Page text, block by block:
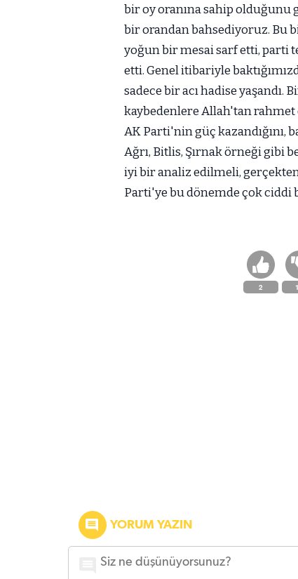
bir oy oranına sahip
bir orandan bahsediyoruz. Bu
yoğun bir mesai sarf etti, parti
etti. Genel itibariyle
sadece bir acı hadise yaşandı.
kaybedenlere Allah'tan
AK Parti'nin güç kazandığını,
Ağrı, Bitlis, Şırnak örneği gibi
iyi bir analiz edilmeli,
Parti'ye bu dönemde çok ciddi
2
YORUM YAZIN